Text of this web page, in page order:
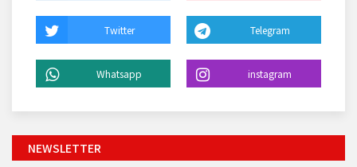
Twitter Telegram
Whatsapp instagram
NEWSLETTER